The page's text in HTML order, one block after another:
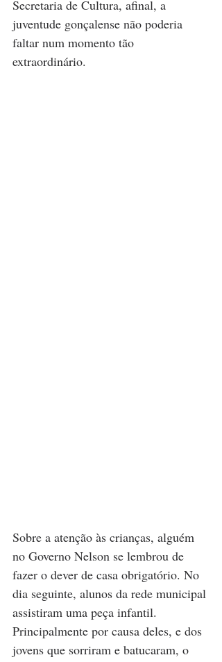
Secretaria de Cultura, afinal, a
juventude gonçalense não poderia
faltar num momento tão
extraordinário.
Sobre a atenção às crianças, alguém
no Governo Nelson se lembrou de
fazer o dever de casa obrigatório. No
dia seguinte, alunos da rede municipal
assistiram uma peça infantil.
Principalmente por causa deles, e dos
jovens que sorriram e batucaram, o